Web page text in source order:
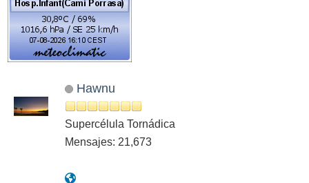
Hawnu
Supercélula Tornádica
Mensajes: 21,673